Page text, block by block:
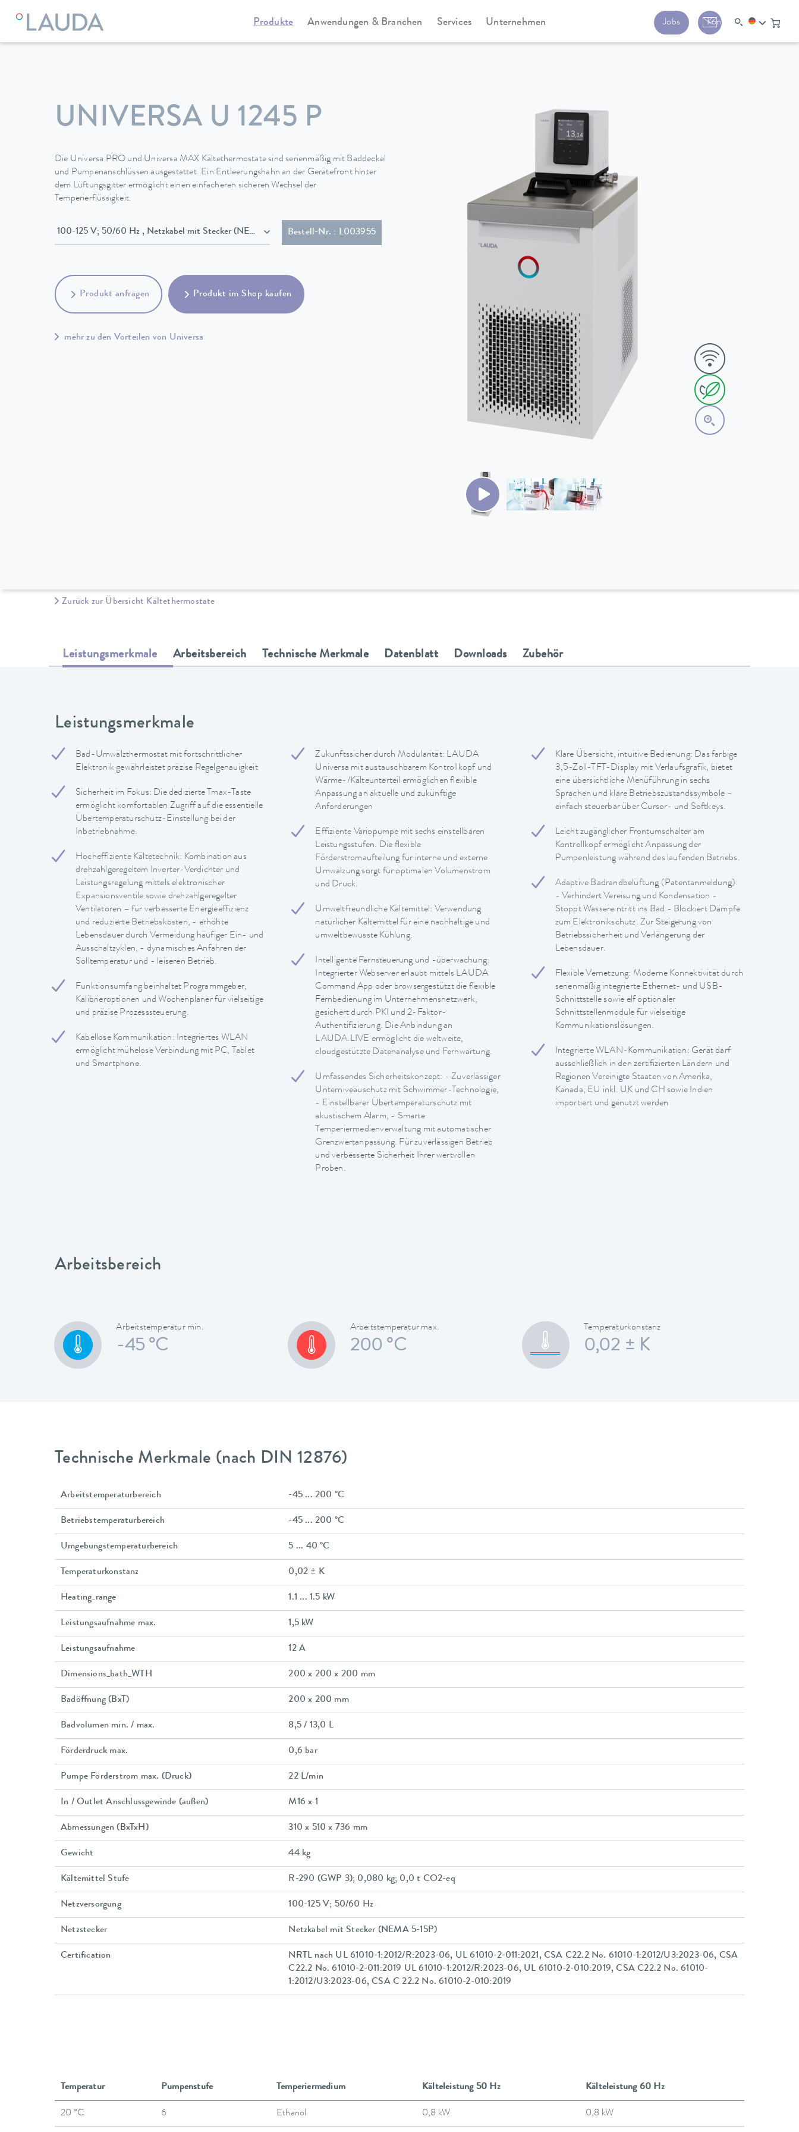
Produkte Anwendungen & Branchen Services Unternehmen Jobs Kontakt
LAUDA Temperiergeräte Kältethermostate Universa
UNIVERSA U 1245 P
Die Universa PRO und Universa MAX Kältethermostate sind serienmäßig mit Baddeckel
und Pumpenanschlüssen ausgestattet. Ein Entleerungshahn an der Gerätefront hinter
dem Lüftungsgitter ermöglicht einen einfacheren sicheren Wechsel der
Temperierflüssigkeit.
100-125 V; 50/60 Hz , Netzkabel mit Stecker (NEMA 5-15P)Bestell-Nr. : L003955
Produkt anfragen Produkt im Shop kaufen
mehr zu den Vorteilen von Universa
Zurück zur Übersicht Kältethermostate
Leistungsmerkmale Arbeitsbereich Technische Merkmale Datenblatt Downloads Zubehör
Leistungsmerkmale
Bad-Umwälzthermostat mit fortschrittlicher
Elektronik gewährleistet präzise Regelgenauigkeit
Sicherheit im Fokus: Die dedizierte Tmax-Taste
ermöglicht komfortablen Zugriff auf die essentielle
Übertemperaturschutz-Einstellung bei der
Inbetriebnahme.
Hocheffiziente Kältetechnik: Kombination aus
drehzahlgeregeltem Inverter-Verdichter und
Leistungsregelung mittels elektronischer
Expansionsventile sowie drehzahlgeregelter
Ventilatoren – für verbesserte Energieeffizienz
und reduzierte Betriebskosten, - erhöhte
Lebensdauer durch Vermeidung häufiger Ein- und
Ausschaltzyklen, - dynamisches Anfahren der
Solltemperatur und - leiseren Betrieb.
Funktionsumfang beinhaltet Programmgeber,
Kalibrieroptionen und Wochenplaner für vielseitige
und präzise Prozesssteuerung.
Kabellose Kommunikation: Integriertes WLAN
ermöglicht mühelose Verbindung mit PC, Tablet
und Smartphone.
Zukunftssicher durch Modularität: LAUDA
Universa mit austauschbarem Kontrollkopf und
Wärme-/Kälteunterteil ermöglichen flexible
Anpassung an aktuelle und zukünftige
Anforderungen
Effiziente Variopumpe mit sechs einstellbaren
Leistungsstufen. Die flexible
Förderstromaufteilung für interne und externe
Umwälzung sorgt für optimalen Volumenstrom
und Druck.
Umweltfreundliche Kältemittel: Verwendung
natürlicher Kältemittel für eine nachhaltige und
umweltbewusste Kühlung.
Intelligente Fernsteuerung und -überwachung:
Integrierter Webserver erlaubt mittels LAUDA
Command App oder browsergestützt die flexible
Fernbedienung im Unternehmensnetzwerk,
gesichert durch PKI und 2-Faktor-
Authentifizierung. Die Anbindung an
LAUDA.LIVE ermöglicht die weltweite,
cloudgestützte Datenanalyse und Fernwartung.
Umfassendes Sicherheitskonzept: - Zuverlässiger
Unterniveauschutz mit Schwimmer-Technologie,
- Einstellbarer Übertemperaturschutz mit
akustischem Alarm, - Smarte
Temperiermedienverwaltung mit automatischer
Grenzwertanpassung. Für zuverlässigen Betrieb
und verbesserte Sicherheit Ihrer wertvollen
Proben.
Klare Übersicht, intuitive Bedienung: Das farbige
3,5-Zoll-TFT-Display mit Verlaufsgrafik, bietet
eine übersichtliche Menüführung in sechs
Sprachen und klare Betriebszustandssymbole –
einfach steuerbar über Cursor- und Softkeys.
Leicht zugänglicher Frontumschalter am
Kontrollkopf ermöglicht Anpassung der
Pumpenleistung während des laufenden Betriebs.
Adaptive Badrandbelüftung (Patentanmeldung):
- Verhindert Vereisung und Kondensation -
Stoppt Wassereintritt ins Bad - Blockiert Dämpfe
zum Elektronikschutz. Zur Steigerung von
Betriebssicherheit und Verlängerung der
Lebensdauer.
Flexible Vernetzung: Moderne Konnektivität durch
serienmäßig integrierte Ethernet- und USB-
Schnittstelle sowie elf optionaler
Schnittstellenmodule für vielseitige
Kommunikationslösungen.
Integrierte WLAN-Kommunikation: Gerät darf
ausschließlich in den zertifizierten Ländern und
Regionen Vereinigte Staaten von Amerika,
Kanada, EU inkl. UK und CH sowie Indien
importiert und genutzt werden
Arbeitsbereich
Arbeitstemperatur min.
-45 °C
Arbeitstemperatur max.
200 °C
Temperaturkonstanz
0,02 ± K
Technische Merkmale (nach DIN 12876)
Arbeitstemperaturbereich -45 ... 200 °C
Betriebstemperaturbereich -45 ... 200 °C
Umgebungstemperaturbereich 5 ... 40 °C
Temperaturkonstanz 0,02 ± K
Heating_range 1.1 ... 1.5 kW
Leistungsaufnahme max. 1,5 kW
Leistungsaufnahme 12 A
Dimensions_bath_WTH 200 x 200 x 200 mm
Badöffnung (BxT) 200 x 200 mm
Badvolumen min. / max. 8,5 / 13,0 L
Förderdruck max. 0,6 bar
Pumpe Förderstrom max. (Druck) 22 L/min
In / Outlet Anschlussgewinde (außen) M16 x 1
Abmessungen (BxTxH) 310 x 510 x 736 mm
Gewicht 44 kg
Kältemittel Stufe R-290 (GWP 3); 0,080 kg; 0,0 t CO2-eq
Netzversorgung 100-125 V; 50/60 Hz
Netzstecker Netzkabel mit Stecker (NEMA 5-15P)
Certification
NRTL nach UL 61010-1:2012/R:2023-06, UL 61010-2-011:2021, CSA C22.2 No. 61010-1:2012/U3:2023-06, CSA
C22.2 No. 61010-2-011:2019 UL 61010-1:2012/R:2023-06, UL 61010-2-010:2019, CSA C22.2 No. 61010-
1:2012/U3:2023-06, CSA C 22.2 No. 61010-2-010:2019
Temperatur Pumpenstufe Temperiermedium Kälteleistung 50 Hz Kälteleistung 60 Hz
20 °C 6 Ethanol 0,8 kW 0,8 kW